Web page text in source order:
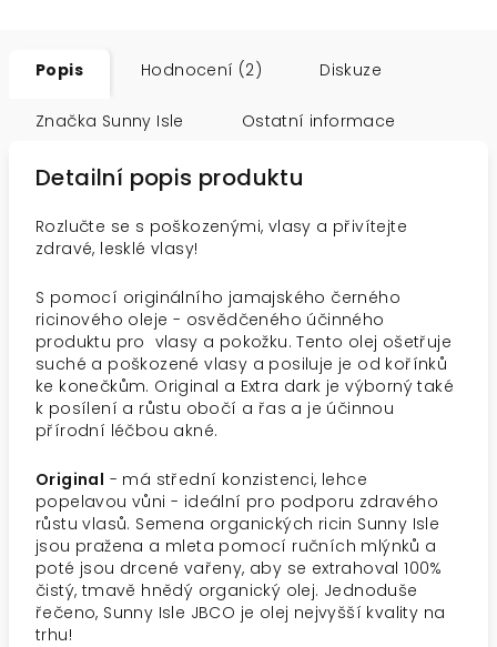
Popis Hodnocení (2) Diskuze
Značka Sunny Isle Ostatní informace
Detailní popis produktu
Rozlučte se s poškozenými, vlasy a přivítejte
zdravé, lesklé vlasy!
S pomocí originálního jamajského černého
ricinového oleje - osvědčeného účinného
produktu pro vlasy a pokožku. Tento olej ošetřuje
suché a poškozené vlasy a posiluje je od kořínků
ke konečkům. Original a Extra dark je výborný také
k posílení a růstu obočí a řas a je účinnou
přírodní léčbou akné.
Original - má střední konzistenci, lehce
popelavou vůni - ideální pro podporu zdravého
růstu vlasů. Semena organických ricin Sunny Isle
jsou pražena a mleta pomocí ručních mlýnků a
poté jsou drcené vařeny, aby se extrahoval 100%
čistý, tmavě hnědý organický olej. Jednoduše
řečeno, Sunny Isle JBCO je olej nejvyšší kvality na
trhu!